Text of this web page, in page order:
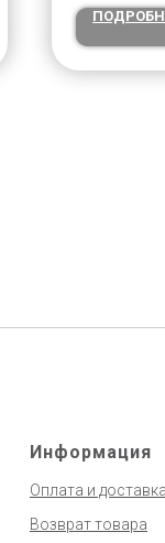
Информация
Оплата и доставка
Возврат товара